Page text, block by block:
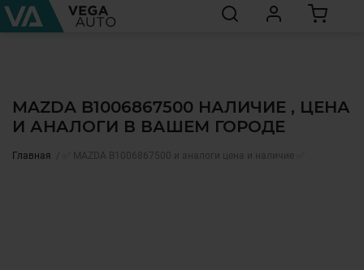
MAZDA B1006867500 НАЛИЧИЕ , ЦЕНА
И АНАЛОГИ В ВАШЕМ ГОРОДЕ
Главная ✅ MAZDA B1006867500 и аналоги цена и наличие ✅